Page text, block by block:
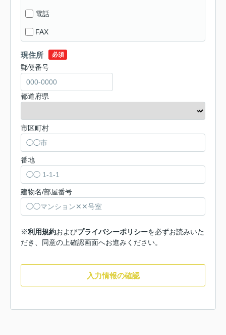
電話
FAX
現住所 必須
郵便番号
都道府県
市区町村
番地
建物名/部屋番号
※利用規約およびプライバシーポリシーを必ずお読みいた
だき、同意の上確認画面へお進みください。
入力情報の確認